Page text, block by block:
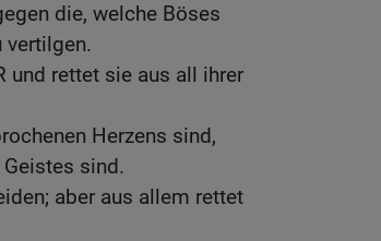
die, welche Böses
vertilgen.
und rettet sie aus all ihrer
Herzens sind,
sind.
aber aus allem rettet